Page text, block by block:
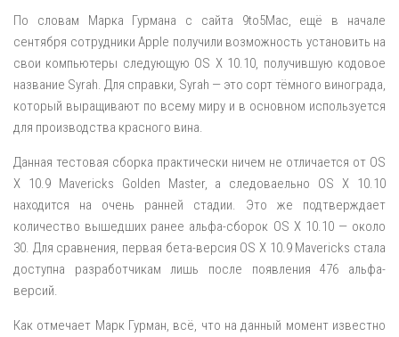
По словам Марка Гурмана с сайта 9to5Mac, ещё в начале
сентября сотрудники Apple получили возможность установить на
свои компьютеры следующую OS X 10.10, получившую кодовое
название Syrah. Для справки, Syrah — это сорт тёмного винограда,
который выращивают по всему миру и в основном используется
для производства красного вина.
Данная тестовая сборка практически ничем не отличается от OS
X 10.9 Mavericks Golden Master, а следоваельно OS X 10.10
находится на очень ранней стадии. Это же подтверждает
количество вышедших ранее альфа-сборок OS X 10.10 — около
30. Для сравнения, первая бета-версия OS X 10.9 Mavericks стала
доступна разработчикам лишь после появления 476 альфа-
версий.
Как отмечает Марк Гурман, всё, что на данный момент известно